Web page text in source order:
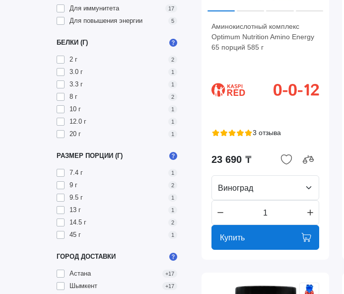
Для иммунитета 17
Для повышения энергии 5
БЕЛКИ (Г)
2 г 2
3.0 г 1
3.3 г 1
8 г 2
10 г 1
12.0 г 1
20 г 1
РАЗМЕР ПОРЦИИ (Г)
7.4 г 1
9 г 2
9.5 г 1
13 г 1
14.5 г 2
45 г 1
ГОРОД ДОСТАВКИ
Астана +17
Шымкент +17
Аминокислотный комплекс
Optimum Nutrition Amino Energy
65 порций 585 г
3 отзыва
23 690 ₸
Виноград
Купить